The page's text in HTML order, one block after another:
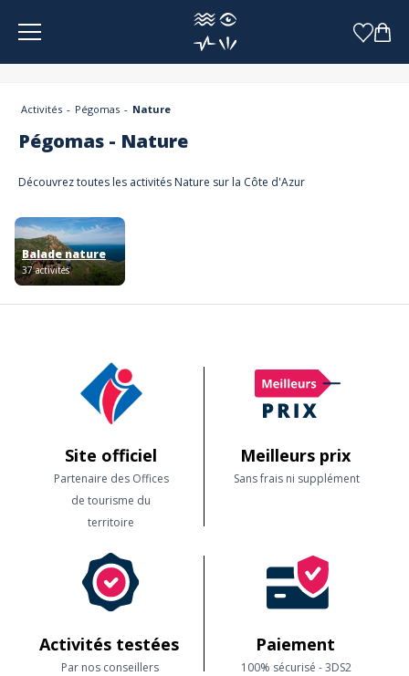
Panneau de gestion des cookies
Activités Pégomas Nature
Pégomas - Nature
Découvrez toutes les activités Nature sur la Côte d'Azur
Balade nature
37 activités
Site officiel
Partenaire des Offices
de tourisme du
territoire
Meilleurs prix
Sans frais ni supplément
Activités testées
Par nos conseillers
Paiement
100% sécurisé - 3DS2